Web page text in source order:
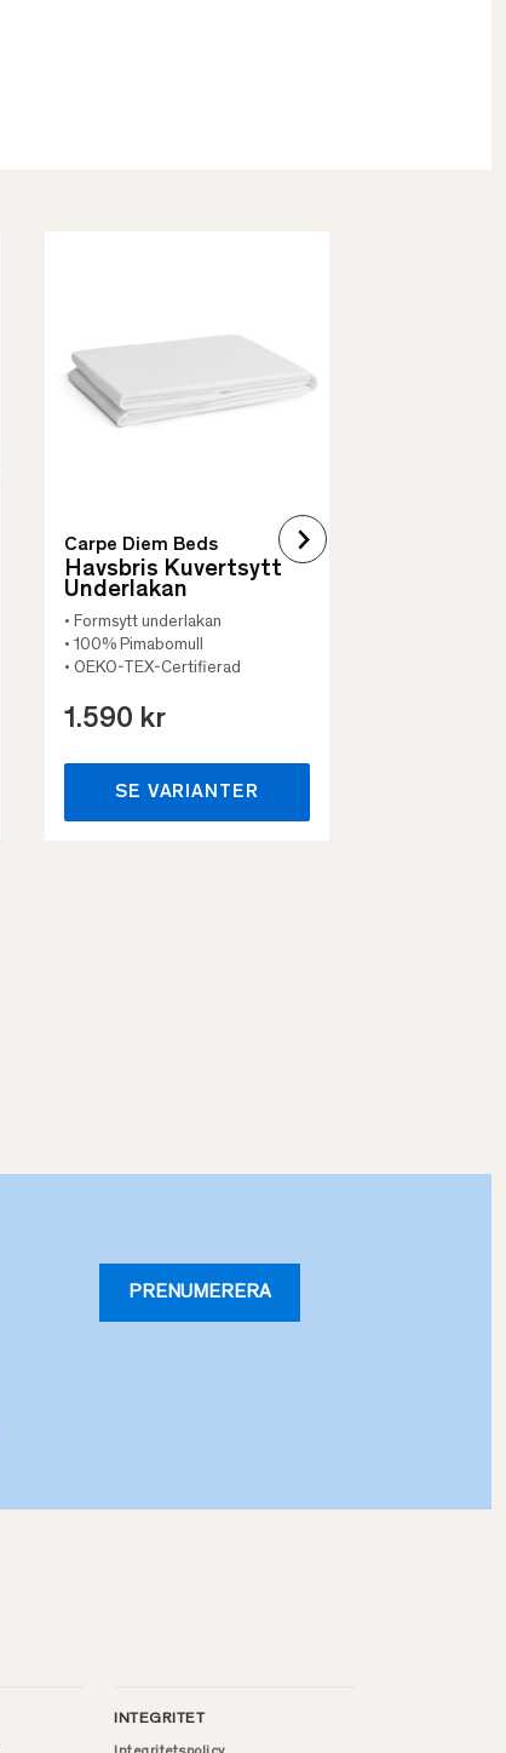
Carpe Diem Beds
Havsbris Kuvertsytt
Underlakan
• Formsytt underlakan
• 100% Pimabomull
• OEKO-TEX-Certifierad
1.590 kr
SE VARIANTER
PRENUMERERA
INTEGRITET